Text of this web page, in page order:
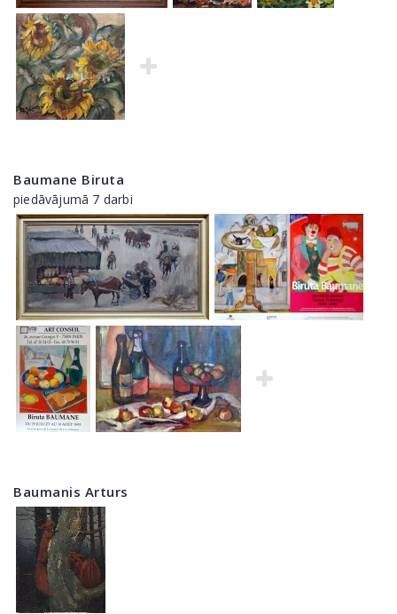
Baumane Biruta
piedāvājumā 7 darbi
Baumanis Arturs